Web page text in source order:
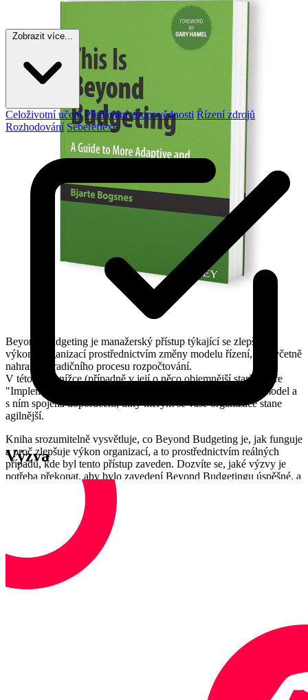
Beyond Budgeting je manažerský přístup týkající se zlepšení
výkonu organizací prostřednictvím změny modelu řízení, a to včetně
nahrazení tradičního procesu rozpočtování.
V této útlé knížce (případně v její o něco objemnější starší sestře
"Implementing Beyond Budgeting") najdete praxí ověřený model a
s ním spojená doporučení, díky kterým se vaše organizace stane
agilnější.
Kniha srozumitelně vysvětluje, co Beyond Budgeting je, jak funguje
a proč zlepšuje výkon organizací, a to prostřednictvím reálných
případů, kde byl tento přístup zaveden. Dozvíte se, jaké výzvy je
potřeba překonat, aby bylo zavedení Beyond Budgetingu úspěšné, a
co vám tato změna přinese.
Kdo je Jaroslav Procházka?
Jaroslav Procházka
pomáhá firmám s rozvojem produktového
managementu, organizačního designu a budováním agilní kultury.
Ať už formou mentoringu nebo prostřednictvím své Produktové
akademie vás naučí dělat produktový management na špičkové
úrovni. Koukněte určitě i na jeho knihy: "Ať jsme všichni Spotify!"
Zobrazit více...
Celoživotní učení Předávání zodpovědnosti Řízení zdrojů
Rozhodování Sebereflexe
Výzva